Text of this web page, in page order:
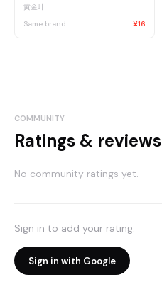
黄金叶
Same brand
¥16
COMMUNITY
Ratings & reviews
No community ratings yet.
Sign in to add your rating.
Sign in with Google